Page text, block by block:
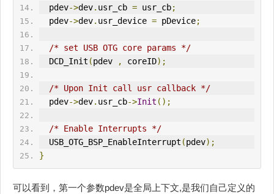
  pdev
->dev. usr_cb = usr_cb;
  pdev
->dev. usr_device = pDevice;
/* set USB OTG core params */
  DCD_Init
(pdev , coreID);
/* Upon Init call usr callback */
  pdev
->dev. usr_cb->Init ();
/* Enable Interrupts */
  USB_OTG_BSP_EnableInterrupt
(pdev);
}
可以看到，第一个参数pdev是全局上下文,是我们自己定义的